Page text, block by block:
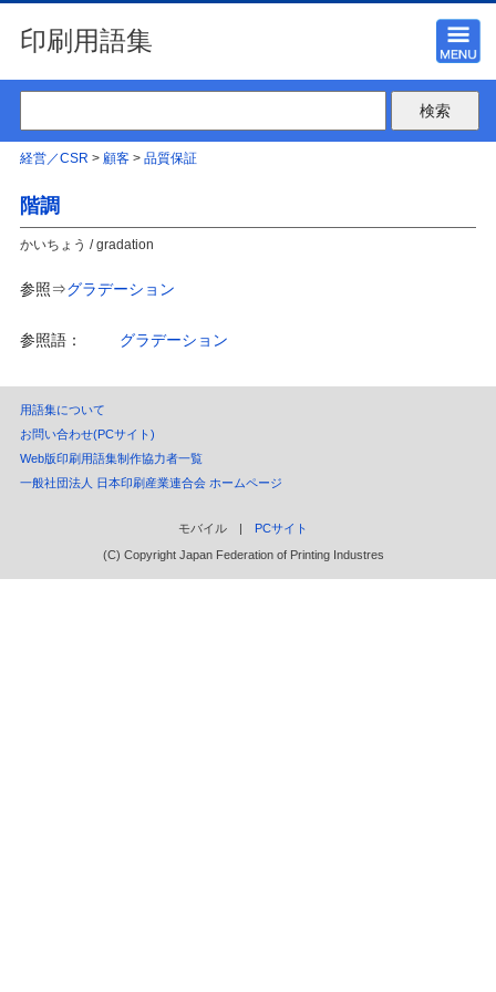
印刷用語集
経営／CSR > 顧客> 品質保証
階調
かいちょう / gradation
参照⇒グラデーション
参照語： グラデーション
用語集について
お問い合わせ(PCサイト)
Web版印刷用語集制作協力者一覧
一般社団法人 日本印刷産業連合会 ホームページ
モバイル | PCサイト
(C) Copyright Japan Federation of Printing Industres